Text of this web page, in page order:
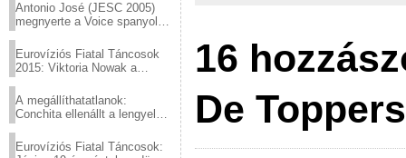
Antonio José (JESC 2005)
megnyerte a Voice spanyol
Eurovíziós Fiatal Táncosok
2015: Viktoria Nowak a
A megállíthatatlanok:
Conchita ellenállt a lengyel
Eurovíziós Fiatal Táncosok:
16
De